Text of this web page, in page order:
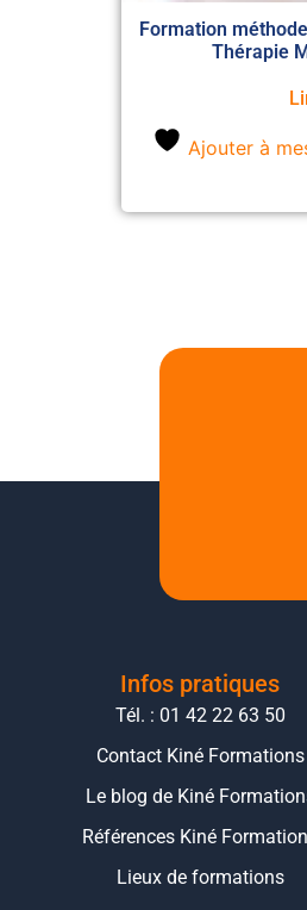
Formation
Thérapie
Ajouter à
Infos pratiques
Tél. : 01 42 22 63 50
Contact Kiné Formations
Le blog de Kiné
Références Kiné
Lieux de formations